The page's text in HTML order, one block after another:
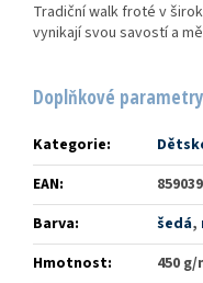
Tradiční walk froté v
vynikají svou savostí a
Doplňkové parametry
Kategorie:
EAN:
Barva: šedá,
Hmotnost:
450 g/